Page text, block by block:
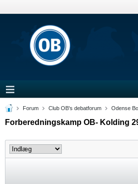
Forum Club OB's debatforum Odense
Forberedningskamp OB- Kolding